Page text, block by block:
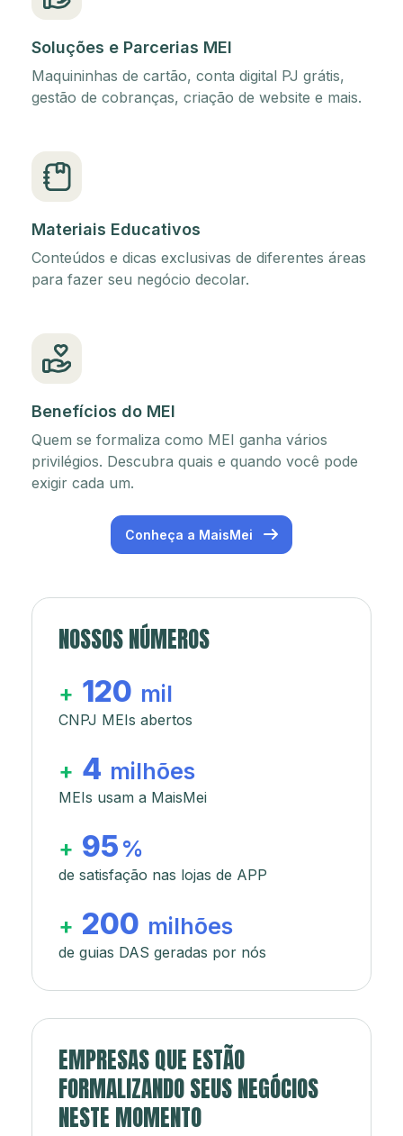
Soluções e Parcerias MEI
Maquininhas de cartão, conta digital PJ grátis,
gestão de cobranças, criação de website e mais.
Materiais Educativos
Conteúdos e dicas exclusivas de diferentes áreas
para fazer seu negócio decolar.
Benefícios do MEI
Quem se formaliza como MEI ganha vários
privilégios. Descubra quais e quando você pode
exigir cada um.
Conheça a MaisMei
NOSSOS NÚMEROS
+ 120 mil
CNPJ MEIs abertos
+ 4 milhões
MEIs usam a MaisMei
+ 95 %
de satisfação nas lojas de APP
+ 200 milhões
de guias DAS geradas por nós
EMPRESAS QUE ESTÃO
FORMALIZANDO SEUS NEGÓCIOS
NESTE MOMENTO